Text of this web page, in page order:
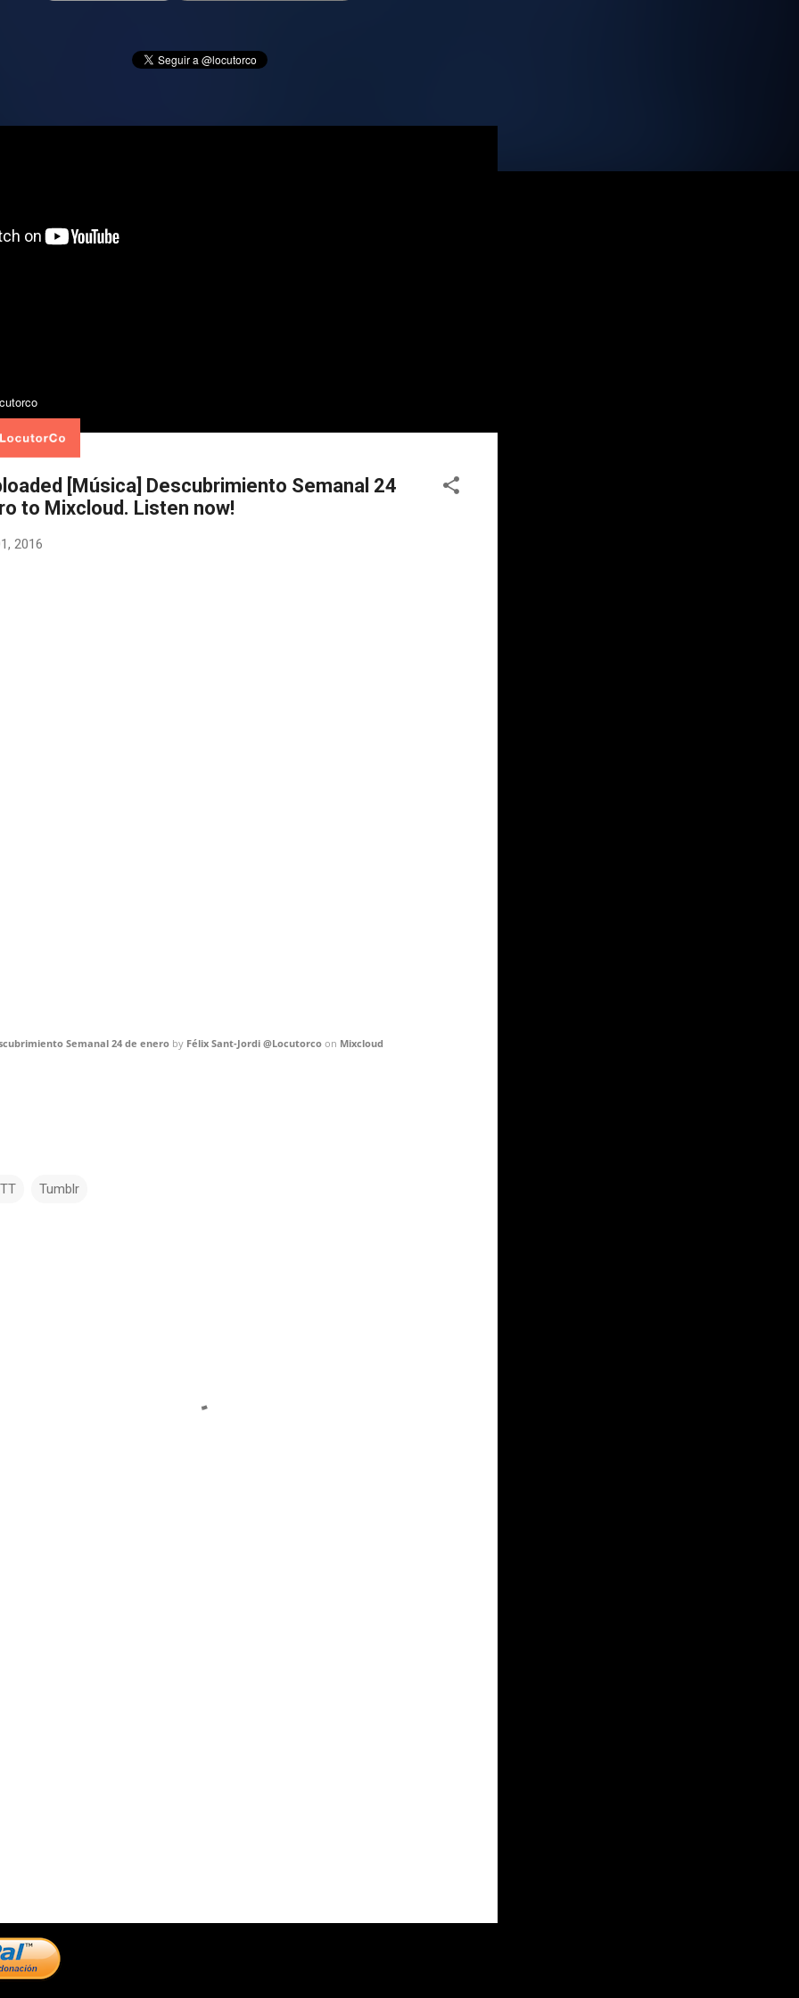
[ Música ] Descubrimiento Semanal 24
to Mixcloud. Listen now!
2016
Semanal 24 de enero by Félix Sant-Jordi @Locutorco on Mixcloud
Tumblr